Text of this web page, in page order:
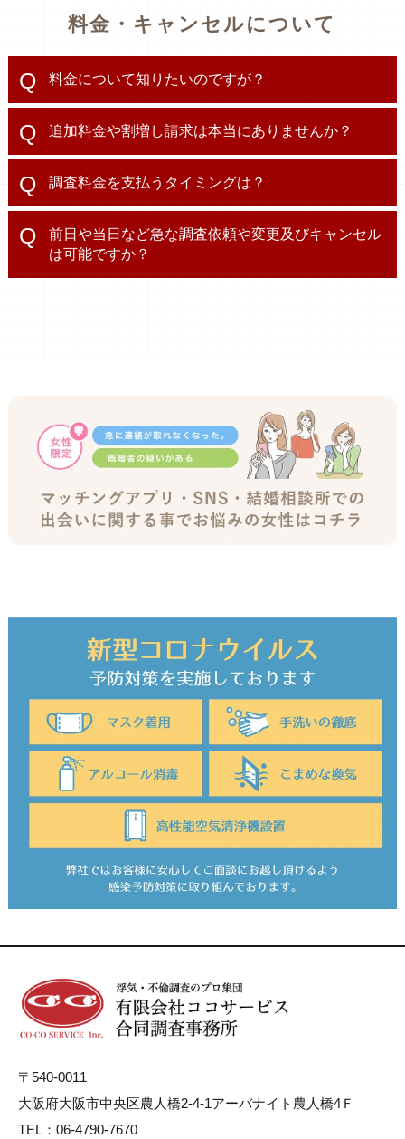
料金・キャンセルについて
料金について知りたいのですが？
追加料金や割増し請求は本当にありませんか？
調査料金を支払うタイミングは？
前日や当日など急な調査依頼や変更及びキャンセル
は可能ですか？
〒540-0011
大阪府大阪市中央区農人橋2-4-1アーバナイト農人橋4Ｆ
TEL：06-4790-7670